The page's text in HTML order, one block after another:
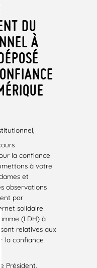
DU
À
la confiance
à votre
et
observations
par
solidaire
(LDH) à
sont relatives aux
la confiance
Président,